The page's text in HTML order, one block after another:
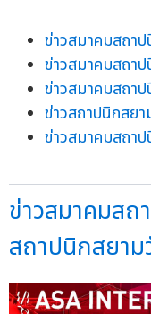
ข่าวสมาคมสถา
ข่าวสมาคมสถา
ข่าวสมาคมสถา
ข่าวสถาปนิกสยา
ข่าวสมาคมสถา
ข่าวสมาคมส
สถาปนิกสยา